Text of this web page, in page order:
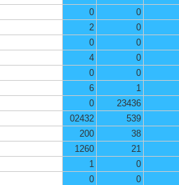
0
0
2
0
0
0
4
0
0
0
6
1
0
23436
02432
539
200
38
1260
21
1
0
0
0